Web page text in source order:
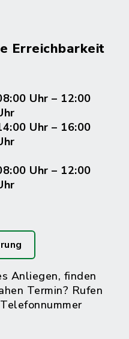
Erreichbarkeit
Uhr – 12:00
Uhr – 16:00
Uhr – 12:00
Anliegen, finden
Termin? Rufen